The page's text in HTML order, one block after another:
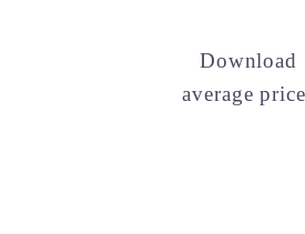
Download
average